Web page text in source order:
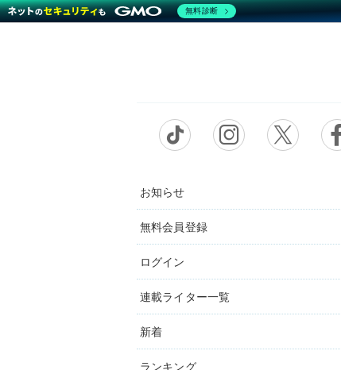
お知らせ
無料会員登録
ログイン
連載ライター一覧
新着
ランキング
無料診断